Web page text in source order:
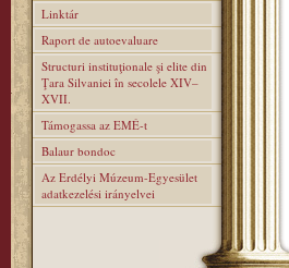
Linktár
Raport de autoevaluare
Structuri instituţionale şi elite din
Ţara Silvaniei în secolele XIV–
XVII.
Támogassa az EMÉ-t
Balaur bondoc
Az Erdélyi Múzeum-Egyesület
adatkezelési irányelvei